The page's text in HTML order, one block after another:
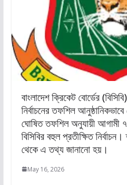
বাংলাদেশ ক্রিকেট বোর্ডের
নির্বাচনের তফশিল
ঘোষিত তফশিল অনুযায়ী আগামী
বিসিবির বহুল প্রতীক্ষিত নির্বাচন।
থেকে এ তথ্য জানানো হয়।
May 16, 2026